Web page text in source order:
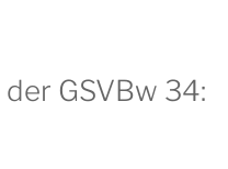
GSVBw 34: